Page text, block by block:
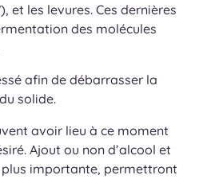
), et les levures. Ces dernières
des molécules
afin de débarrasser la
solide.
avoir lieu à ce moment
Ajout ou non d’alcool et
importante, permettront